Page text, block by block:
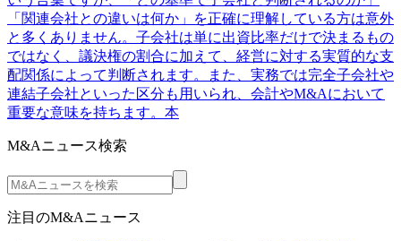
「関連会社との違いは何か」を正確に理解している方は意外
と多くありません。子会社は単に出資比率だけで決まるもの
ではなく、議決権の割合に加えて、経営に対する実質的な支
配関係によって判断されます。また、実務では完全子会社や
連結子会社といった区分も用いられ、会計やM&Aにおいて
重要な意味を持ちます。本
M&Aニュース検索
注目のM&Aニュース